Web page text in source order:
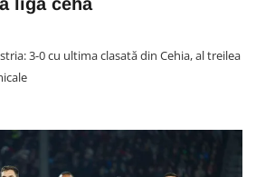
3-0 cu ultima clasată din Cehia, al treilea